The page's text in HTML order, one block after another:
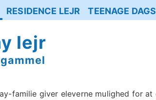
RESIDENCE LEJR TEENAGE
lejr
familie giver eleverne mulighed for at